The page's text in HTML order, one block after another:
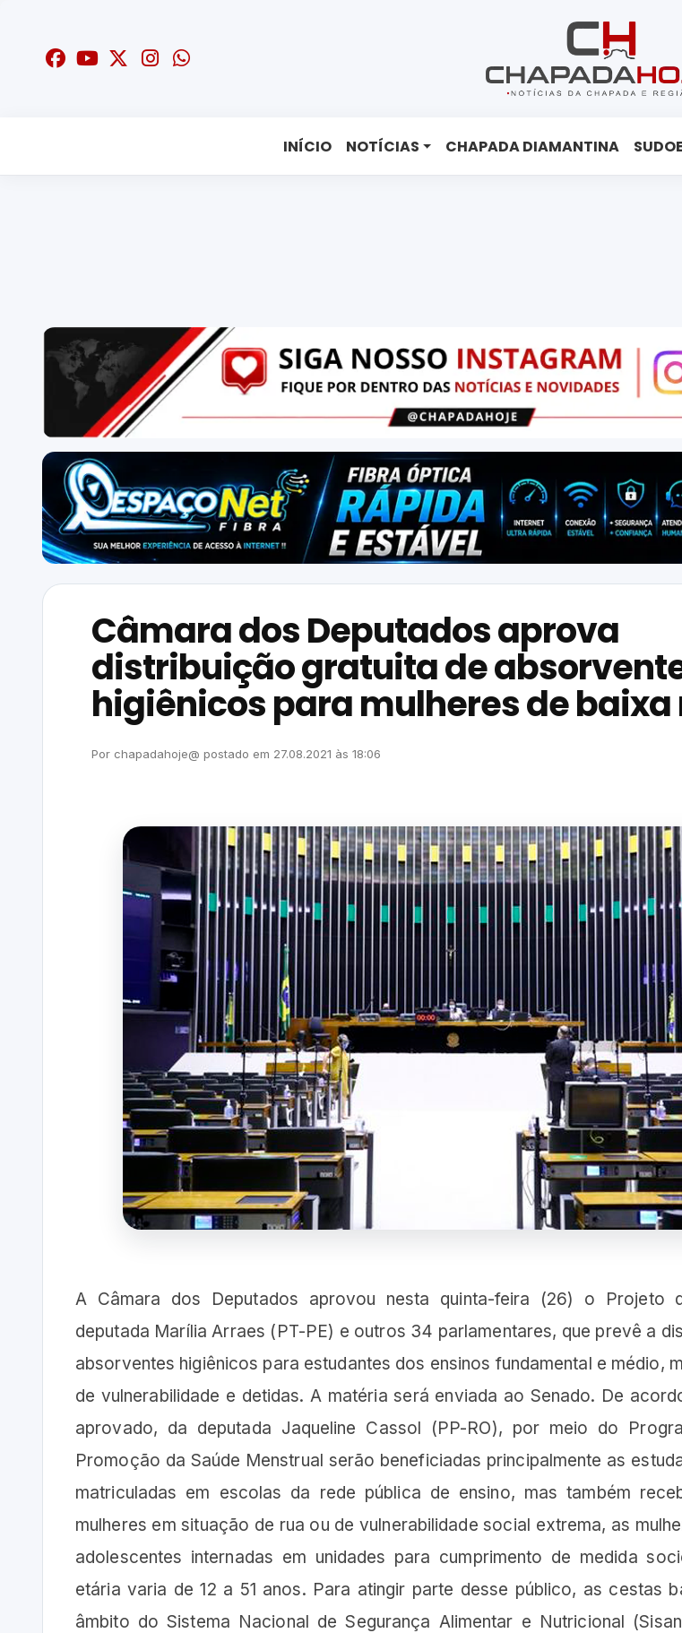
INÍCIO NOTÍCIAS CHAPADA DIAMANTINA
Câmara dos Deputados aprova
distribuição gratuita de
higiênicos para mulheres de baixa
Por chapadahoje@ postado em 27.08.2021 às 18:06
A Câmara dos Deputados aprovou nesta quinta-feira (26) o Projeto
deputada Marília Arraes (PT-PE) e outros 34 parlamentares, que prevê a
absorventes higiênicos para estudantes dos ensinos fundamental e médio,
de vulnerabilidade e detidas. A matéria será enviada ao Senado. De
aprovado, da deputada Jaqueline Cassol (PP-RO), por meio do
Promoção da Saúde Menstrual serão beneficiadas principalmente as
matriculadas em escolas da rede pública de ensino, mas também
mulheres em situação de rua ou de vulnerabilidade social extrema, as
adolescentes internadas em unidades para cumprimento de medida
etária varia de 12 a 51 anos. Para atingir parte desse público, as cestas
âmbito do Sistema Nacional de Segurança Alimentar e Nutricional